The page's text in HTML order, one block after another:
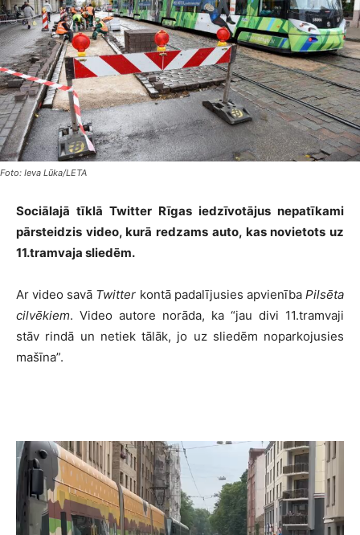
Foto: Ieva Lūka/LETA
Sociālajā tīklā Twitter Rīgas iedzīvotājus nepatīkami
pārsteidzis video, kurā redzams auto, kas novietots uz
11.tramvaja sliedēm.
Ar video savā Twitter kontā padalījusies apvienībaPilsēta
cilvēkiem. Video autore norāda, ka “jau divi 11.tramvaji
stāv rindā un netiek tālāk, jo uz sliedēm noparkojusies
mašīna”.